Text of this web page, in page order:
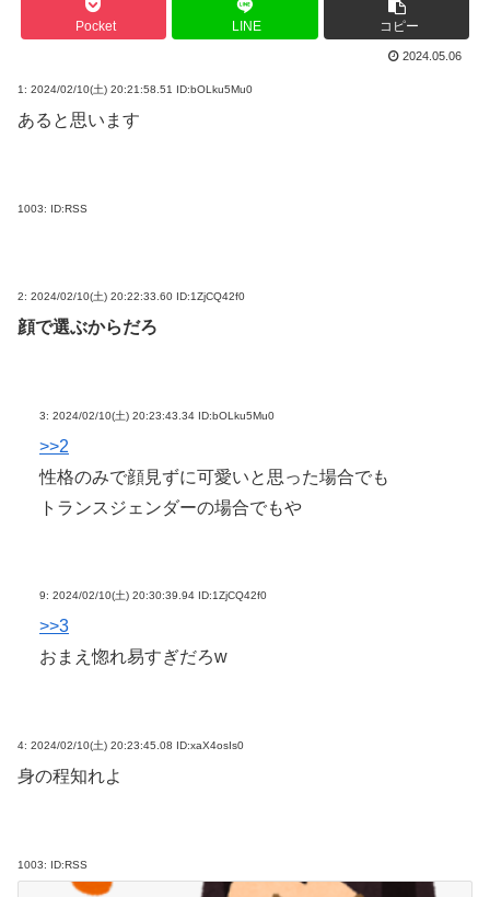
Pocket LINE コピー
2024.05.06
1: 2024/02/10(土) 20:21:58.51 ID:bOLku5Mu0
あると思います
1003: ID:RSS
2: 2024/02/10(土) 20:22:33.60 ID:1ZjCQ42f0
顔で選ぶからだろ
3: 2024/02/10(土) 20:23:43.34 ID:bOLku5Mu0
>>2
性格のみで顔見ずに可愛いと思った場合でも
トランスジェンダーの場合でもや
9: 2024/02/10(土) 20:30:39.94 ID:1ZjCQ42f0
>>3
おまえ惚れ易すぎだろw
4: 2024/02/10(土) 20:23:45.08 ID:xaX4osIs0
身の程知れよ
1003: ID:RSS